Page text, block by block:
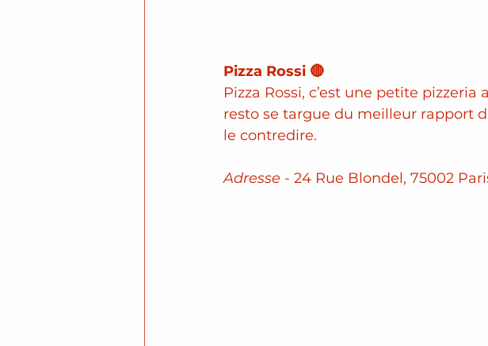
Pizza Rossi 🔴
Pizza Rossi, c’est une petite
resto se targue du meilleur rapport
le contredire.
Adresse - 24 Rue Blondel, 75002